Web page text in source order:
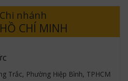
Chi nhánh
HỒ CHÍ MINH
Trắc, Phường Hiệp Bình, TPHCM